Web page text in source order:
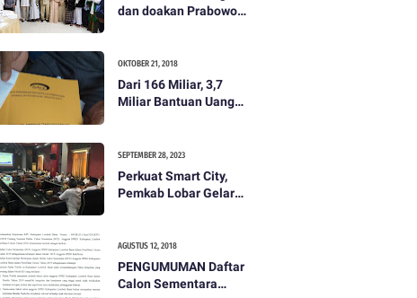
dan doakan Prabowo
OKTOBER 21, 2018
Dari 166 Miliar, 3,7
Miliar Bantuan Uang
SEPTEMBER 28, 2023
Perkuat Smart City,
Pemkab Lobar Gelar
AGUSTUS 12, 2018
PENGUMUMAN Daftar
Calon Sementara